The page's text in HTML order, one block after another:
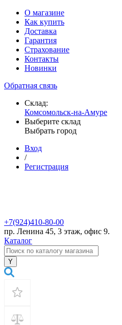
О магазине
Как купить
Доставка
Гарантия
Страхование
Контакты
Новинки
Обратная связь
Склад:
Комсомольск-на-Амуре
Выберите склад
Выбрать город
Вход
/
Регистрация
+7(924)410-80-00
пр. Ленина 45, 3 этаж, офис 9.
Каталог